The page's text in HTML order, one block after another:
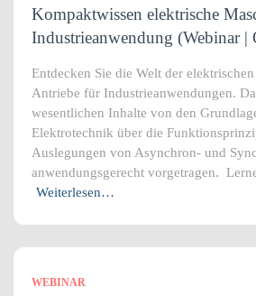
Kompaktwissen elektrische
Industrieanwendung (Webinar |
Entdecken Sie die Welt der
Antriebe für Industrieanwendungen.
wesentlichen Inhalte von den
Elektrotechnik über die
Auslegungen von Asynchron- und
anwendungsgerecht vorgetragen.
Weiterlesen…
WEBINAR